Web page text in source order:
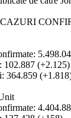
102.887 (+2.125)
364.859